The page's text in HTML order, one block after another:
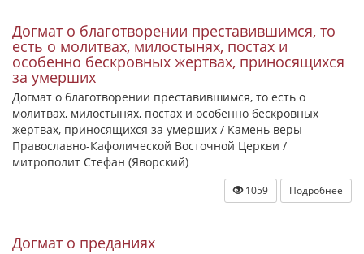
Догмат о благотворении преставившимся, то
есть о молитвах, милостынях, постах и
особенно бескровных жертвах, приносящихся
за умерших
Догмат о благотворении преставившимся, то есть о
молитвах, милостынях, постах и особенно бескровных
жертвах, приносящихся за умерших / Камень веры
Православно-Кафолической Восточной Церкви /
митрополит Стефан (Яворский)
1059 Подробнее
Догмат о преданиях